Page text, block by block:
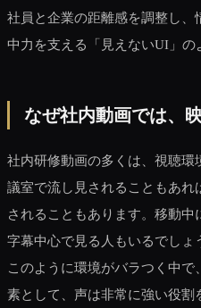
社員と企業の距離感を調整し
中力を支える「見えないUI」の
なぜ社内動画では、
社内研修動画の多くは、視聴
議室で流し見されることもあれ
されることもあります。移動中
字幕中心で見る人もいるでしょ
このように環境がバラつく中
素として、声は非常に強い役割